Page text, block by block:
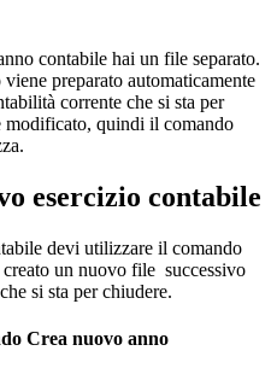
contabile hai un file separato.
preparato automaticamente
corrente che si sta per
quindi il comando
esercizio contabile
devi utilizzare il comando
creato un nuovo file successivo
si sta per chiudere.
Crea nuovo anno